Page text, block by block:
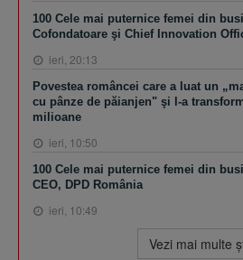
100 Cele mai puternice femei din
Cofondatoare şi Chief Innovation
ieri, 20:13
Povestea româncei care a luat un
cu pânze de păianjen" şi l-a
milioane
ieri, 10:50
100 Cele mai puternice femei din
CEO, DPD România
ieri, 10:49
Vezi mai multe